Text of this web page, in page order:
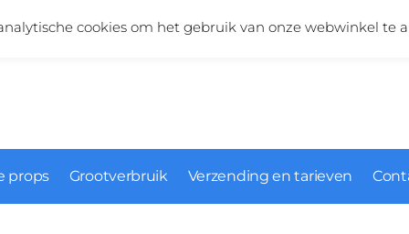
Vragen over onze producten? +31 (0)6 5124 1984
props Grootverbruik Verzending en tarieven
cookies om het gebruik van onze webwinkel te